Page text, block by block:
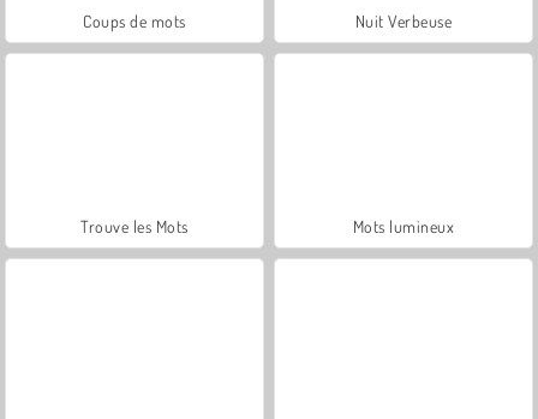
Coups de mots Nuit Verbeuse
Trouve les Mots Mots lumineux